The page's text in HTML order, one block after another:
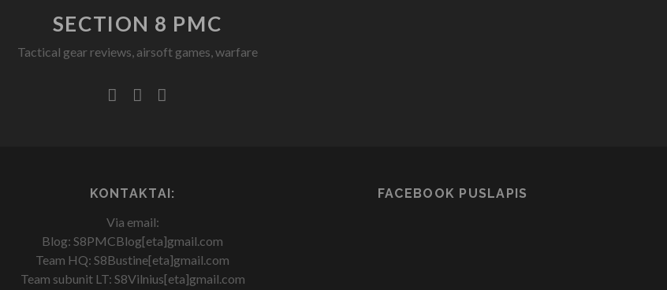
SECTION 8 PMC
Tactical gear reviews, airsoft games, warfare
facebook
youtube
KONTAKTAI:
Via email:
Blog: S8PMCBlog[eta]gmail.com
Team HQ: S8Bustine[eta]gmail.com
Team subunit LT: S8Vilnius[eta]gmail.com
FACEBOOK PUSLAPIS